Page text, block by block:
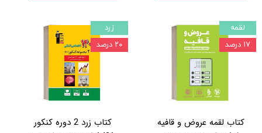
کتاب لقمه عروض و قافیه
لقمه
۱۷ درصد
کتاب زرد 2 دوره کنکور
زرد
۲۰ درصد